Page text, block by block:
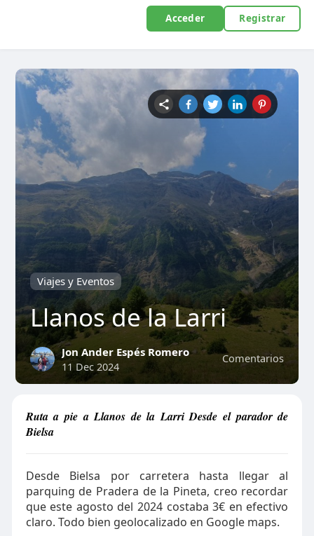
Acceder Registrar
Viajes y Eventos
Llanos de la Larri
Comentarios
Jon Ander Espés Romero
11 Dec 2024
Ruta a pie a Llanos de la Larri Desde el parador de
Bielsa
Desde Bielsa por carretera hasta llegar al
parquing de Pradera de la Pineta, creo recordar
que este agosto del 2024 costaba 3€ en efectivo
claro. Todo bien geolocalizado en Google maps.